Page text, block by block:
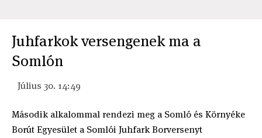
Juhfarkok versengenek ma a
Somlón
Július 30. 14:49
Második alkalommal rendezi meg a Somló és Környéke
Borút Egyesület a Somlói Juhfark Borversenyt